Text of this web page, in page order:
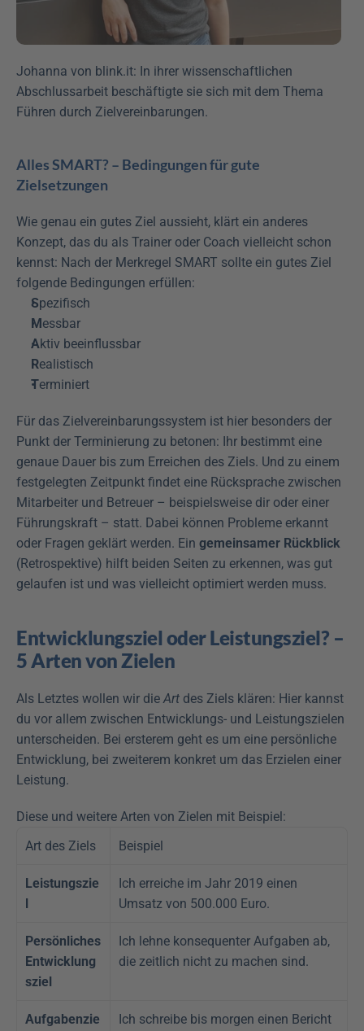
Johanna von blink.it: In ihrer wissenschaftlichen
Abschlussarbeit beschäftigte sie sich mit dem Thema
Führen durch Zielvereinbarungen.
Alles SMART? – Bedingungen für gute
Zielsetzungen
Wie genau ein gutes Ziel aussieht, klärt ein anderes
Konzept, das du als Trainer oder Coach vielleicht schon
kennst: Nach der Merkregel SMART sollte ein gutes Ziel
folgende Bedingungen erfüllen:
Spezifisch
M essbar
Aktiv beeinflussbar
Realistisch
Terminiert
Für das Zielvereinbarungssystem ist hier besonders der
Punkt der Terminierung zu betonen: Ihr bestimmt eine
genaue Dauer bis zum Erreichen des Ziels. Und zu einem
festgelegten Zeitpunkt findet eine Rücksprache zwischen
Mitarbeiter und Betreuer – beispielsweise dir oder einer
Führungskraft – statt. Dabei können Probleme erkannt
oder Fragen geklärt werden. Ein gemeinsamer Rückblick
(Retrospektive) hilft beiden Seiten zu erkennen, was gut
gelaufen ist und was vielleicht optimiert werden muss.
Entwicklungsziel oder Leistungsziel? –
5 Arten von Zielen
Als Letztes wollen wir die Art des Ziels klären: Hier kannst
du vor allem zwischen Entwicklungs- und Leistungszielen
unterscheiden. Bei ersterem geht es um eine persönliche
Entwicklung, bei zweiterem konkret um das Erzielen einer
Leistung.
Diese und weitere Arten von Zielen mit Beispiel:
Art des Ziels
Beispiel
Leistungszie
Ich erreiche im Jahr 2019 einen
Umsatz von 500.000 Euro.
Persönliches
Entwicklung
sziel
Ich lehne konsequenter Aufgaben ab,
die zeitlich nicht zu machen sind.
Aufgabenzie
Ich schreibe bis morgen einen Bericht